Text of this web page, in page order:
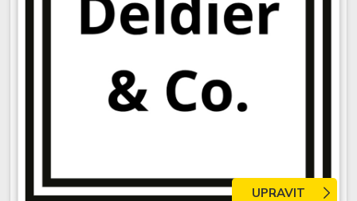
UPRAVIT